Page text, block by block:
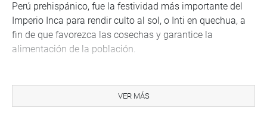
Perú prehispánico, fue la festividad más importante del
Imperio Inca para rendir culto al sol, o Inti en quechua, a
fin de que favorezca las cosechas y garantice la
alimentación de la población.
Patrimonio Cultural de la Nación y Acto Oficial y Principal
Ceremonia Ritual de Identidad Nacional, el 3 de marzo de
VER MÁS